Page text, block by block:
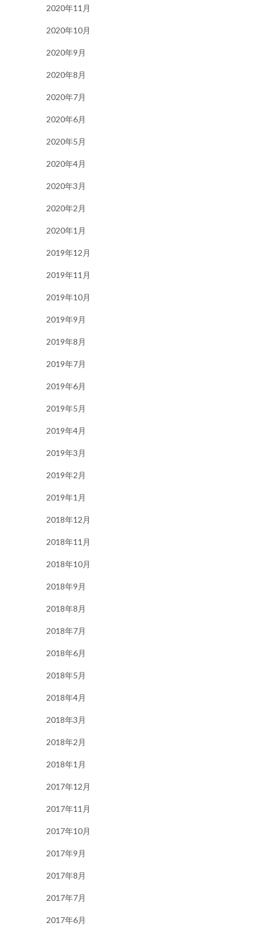
2020年11月
2020年10月
2020年9月
2020年8月
2020年7月
2020年6月
2020年5月
2020年4月
2020年3月
2020年2月
2020年1月
2019年12月
2019年11月
2019年10月
2019年9月
2019年8月
2019年7月
2019年6月
2019年5月
2019年4月
2019年3月
2019年2月
2019年1月
2018年12月
2018年11月
2018年10月
2018年9月
2018年8月
2018年7月
2018年6月
2018年5月
2018年4月
2018年3月
2018年2月
2018年1月
2017年12月
2017年11月
2017年10月
2017年9月
2017年8月
2017年7月
2017年6月